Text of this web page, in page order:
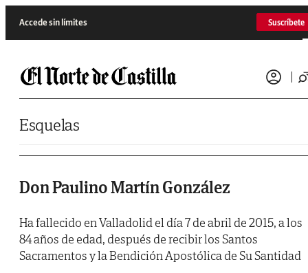
Accede sin límites Suscríbete
Esquelas
Don Paulino Martín González
Ha fallecido en Valladolid el día 7 de abril de 2015, a los
84 años de edad, después de recibir los Santos
Sacramentos y la Bendición Apostólica de Su Santidad